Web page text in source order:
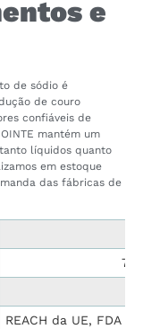
e
de sódio é
de couro
confiáveis ​​de
mantém um
líquidos quanto
em estoque
das fábricas de
7 a
REACH da UE, FDA